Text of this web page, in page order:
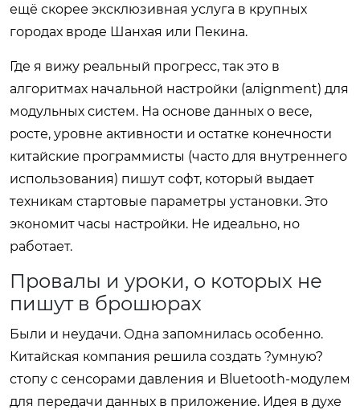
ещё скорее эксклюзивная услуга в крупных
городах вроде Шанхая или Пекина.
Где я вижу реальный прогресс, так это в
алгоритмах начальной настройки (алignment) для
модульных систем. На основе данных о весе,
росте, уровне активности и остатке конечности
китайские программисты (часто для внутреннего
использования) пишут софт, который выдает
техникам стартовые параметры установки. Это
экономит часы настройки. Не идеально, но
работает.
Провалы и уроки, о которых не
пишут в брошюрах
Были и неудачи. Одна запомнилась особенно.
Китайская компания решила создать ?умную?
стопу с сенсорами давления и Bluetooth-модулем
для передачи данных в приложение. Идея в духе